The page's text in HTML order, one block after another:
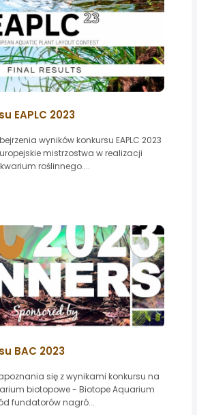
EAPLC 2023
wyników konkursu EAPLC 2023
mistrzostwa w realizacji
roślinnego....
BAC 2023
się z wynikami konkursu na
biotopowe - Biotope Aquarium
fundatorów nagró...